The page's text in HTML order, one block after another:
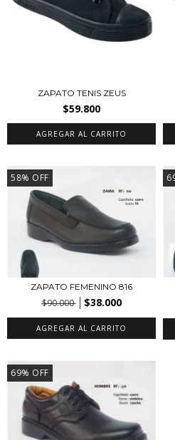
ZAPATO TENIS ZEUS
$59.800
AGREGAR AL CARRITO
58% OFF
ZAPATO FEMENINO 816
$90.000 $38.000
AGREGAR AL CARRITO
69% OFF